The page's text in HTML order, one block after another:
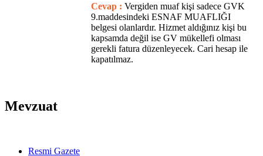
Cevap : Vergiden muaf kişi sadece GVK
9.maddesindeki ESNAF MUAFLIĞI
belgesi olanlardır. Hizmet aldığınız kişi bu
kapsamda değil ise GV mükellefi olması
gerekli fatura düzenleyecek. Cari hesap ile
kapatılmaz.
Mevzuat
Resmi Gazete